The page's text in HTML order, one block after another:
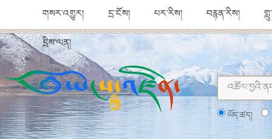
གསར་འགྱུར། དྲ་ངོས། པར་རིས། བརྙན་རིས།
དྲིས་ལན།
ཡོད་ཚད།